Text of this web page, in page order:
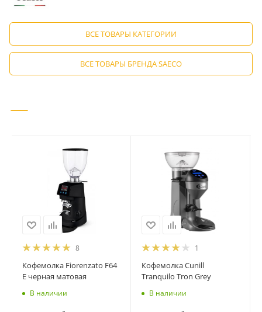
ВСЕ ТОВАРЫ КАТЕГОРИИ
ВСЕ ТОВАРЫ БРЕНДА SAECO
8
Кофемолка Fiorenzato F64
E черная матовая
В наличии
1
Кофемолка Cunill
Tranquilo Tron Grey
В наличии